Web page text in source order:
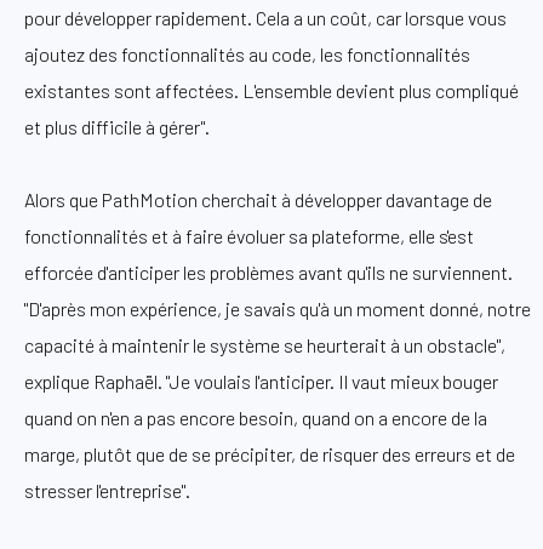
pour développer rapidement. Cela a un coût, car lorsque vous
ajoutez des fonctionnalités au code, les fonctionnalités
existantes sont affectées. L'ensemble devient plus compliqué
et plus difficile à gérer".
Alors que PathMotion cherchait à développer davantage de
fonctionnalités et à faire évoluer sa plateforme, elle s'est
efforcée d'anticiper les problèmes avant qu'ils ne surviennent.
"D'après mon expérience, je savais qu'à un moment donné, notre
capacité à maintenir le système se heurterait à un obstacle",
explique Raphaël. "Je voulais l'anticiper. Il vaut mieux bouger
quand on n'en a pas encore besoin, quand on a encore de la
marge, plutôt que de se précipiter, de risquer des erreurs et de
stresser l'entreprise".